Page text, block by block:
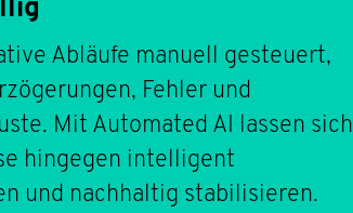
Abläufe manuell gesteuert,
Fehler und
Mit Automated AI lassen sich
hingegen intelligent
und nachhaltig stabilisieren.